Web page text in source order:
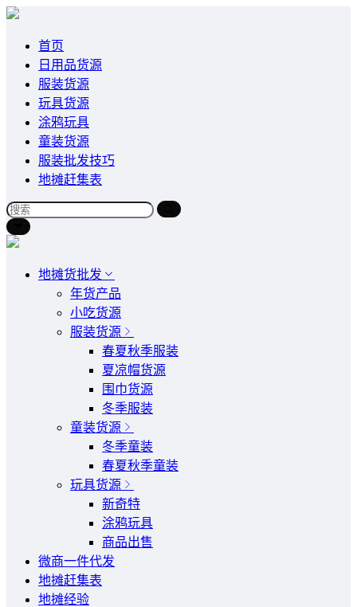
首页
日用品货源
服装货源
玩具货源
涂鸦玩具
童装货源
服装批发技巧
地摊赶集表
地摊货批发
年货产品
小吃货源
服装货源
春夏秋季服装
夏凉帽货源
围巾货源
冬季服装
童装货源
冬季童装
春夏秋季童装
玩具货源
新奇特
涂鸦玩具
商品出售
微商一件代发
地摊赶集表
地摊经验